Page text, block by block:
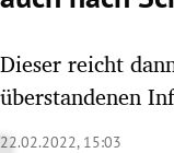
Dieser reicht
überstandenen
22.02.2022, 15:03